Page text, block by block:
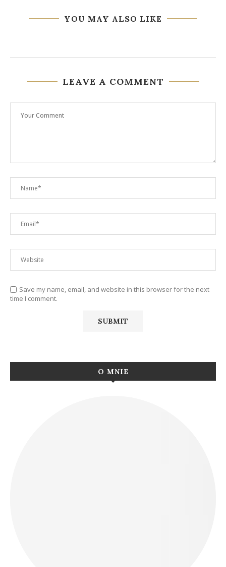
YOU MAY ALSO LIKE
LEAVE A COMMENT
Save my name, email, and website in this browser for the next
time I comment.
O MNIE